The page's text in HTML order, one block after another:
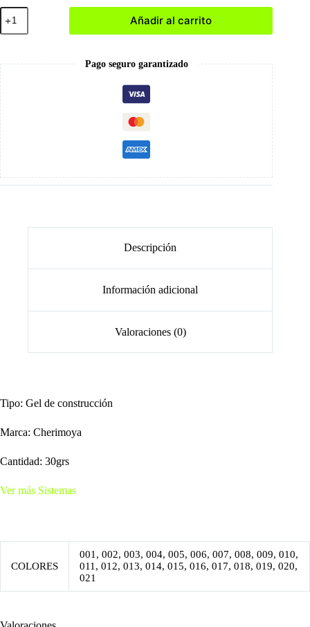
014
Sculpting
Gel
de
Construcción
cantidad
Añadir al carrito
Pago seguro garantizado
Descripción
Información adicional
Valoraciones (0)
Tipo: Gel de construcción
Marca: Cherimoya
Cantidad: 30grs
Ver más Sistemas
COLORES
001, 002, 003, 004, 005, 006, 007, 008, 009, 010,
011, 012, 013, 014, 015, 016, 017, 018, 019, 020,
021